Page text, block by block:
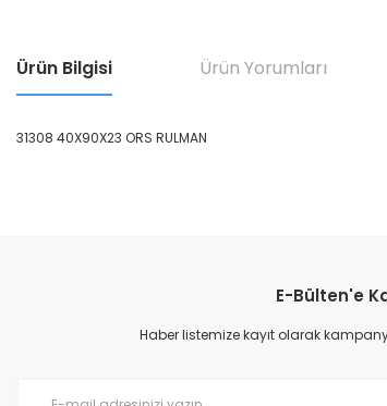
Ürün Bilgisi Ürün Yorumları
31308 40X90X23 ORS RULMAN
Ürün resmi kalitesiz, bozuk veya görüntülenemiyor.
Ürün açıklamasında eksik bilgiler bulunuyor.
E-Bülten'e
Haber listemize kayıt olarak